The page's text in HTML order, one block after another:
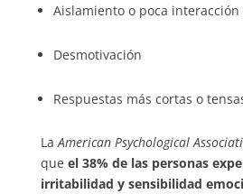
Aislamiento o poca interacción
Desmotivación
Respuestas más cortas o
LaAmerican Psychological
que el 38% de las personas
irritabilidad y sensibilidad